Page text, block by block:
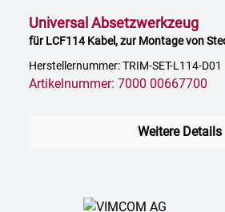
Universal Absetzwerkzeug
für LCF114 Kabel, zur Montage von
Herstellernummer: TRIM-SET-L114-D01
Artikelnummer: 7000 00667700
Weitere Details